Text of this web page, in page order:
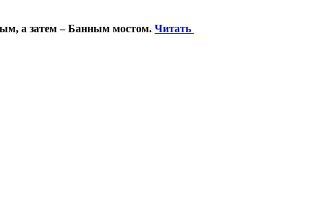
а затем – Банным мостом. Читать